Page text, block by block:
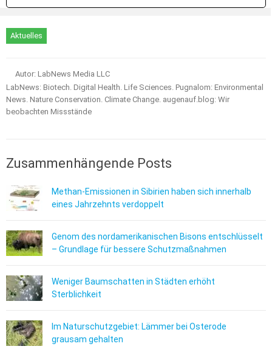
Aktuelles
Autor: LabNews Media LLC
LabNews: Biotech. Digital Health. Life Sciences. Pugnalom: Environmental
News. Nature Conservation. Climate Change. augenauf.blog: Wir
beobachten Missstände
Zusammenhängende Posts
Methan-Emissionen in Sibirien haben sich innerhalb
eines Jahrzehnts verdoppelt
Genom des nordamerikanischen Bisons entschlüsselt
– Grundlage für bessere Schutzmaßnahmen
Weniger Baumschatten in Städten erhöht
Sterblichkeit
Im Naturschutzgebiet: Lämmer bei Osterode
grausam gehalten